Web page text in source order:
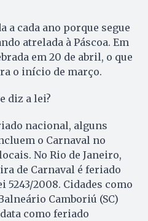
a cada ano porque segue
atrelada à Páscoa. Em
em 20 de abril, o que
o início de março.
diz a lei?
nacional, alguns
o Carnaval no
No Rio de Janeiro,
de Carnaval é feriado
5243/2008. Cidades como
Camboriú (SC)
como feriado